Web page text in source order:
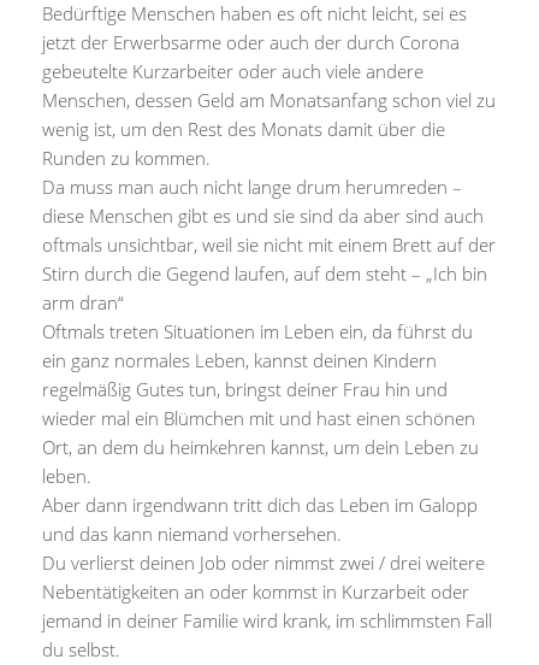
Bedürftige Menschen haben es oft nicht leicht, sei es
jetzt der Erwerbsarme oder auch der durch Corona
gebeutelte Kurzarbeiter oder auch viele andere
Menschen, dessen Geld am Monatsanfang schon viel zu
wenig ist, um den Rest des Monats damit über die
Runden zu kommen.
Da muss man auch nicht lange drum herumreden –
diese Menschen gibt es und sie sind da aber sind auch
oftmals unsichtbar, weil sie nicht mit einem Brett auf der
Stirn durch die Gegend laufen, auf dem steht – „Ich bin
arm dran“
Oftmals treten Situationen im Leben ein, da führst du
ein ganz normales Leben, kannst deinen Kindern
regelmäßig Gutes tun, bringst deiner Frau hin und
wieder mal ein Blümchen mit und hast einen schönen
Ort, an dem du heimkehren kannst, um dein Leben zu
leben.
Aber dann irgendwann tritt dich das Leben im Galopp
und das kann niemand vorhersehen.
Du verlierst deinen Job oder nimmst zwei / drei weitere
Nebentätigkeiten an oder kommst in Kurzarbeit oder
jemand in deiner Familie wird krank, im schlimmsten Fall
du selbst.